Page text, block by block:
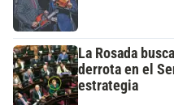
La Rosada
derrota en el
estrategia